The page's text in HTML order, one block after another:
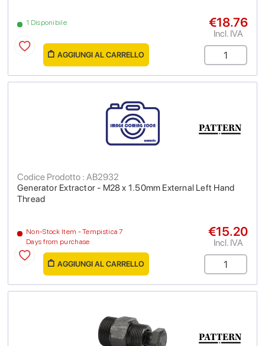
1 Disponibile €18.76
Incl. IVA
AGGIUNGI AL CARRELLO
Generator Extractor - M28 x 1.50mm External Left Hand
Thread
Codice Prodotto : AB2932
Non-Stock Item - Tempistica 7
Days from purchase
€15.20
Incl. IVA
AGGIUNGI AL CARRELLO